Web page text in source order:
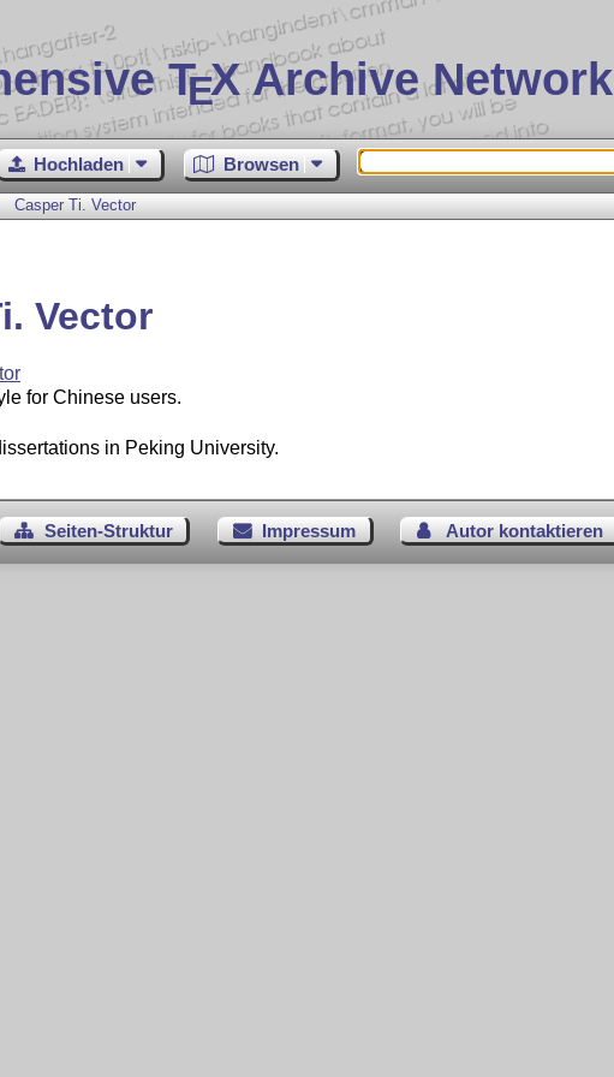
TEX Archive Network
Hochladen Browsen
Casper Ti. Vector
Vector
for Chinese users.
in Peking University.
Seiten-Struktur Impressum Autor kontaktieren